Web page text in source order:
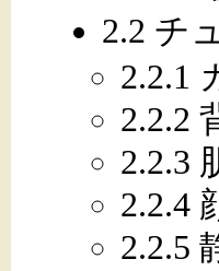
2.2 チ
2.2.1
2.2.2
2.2.3
2.2.4
2.2.5